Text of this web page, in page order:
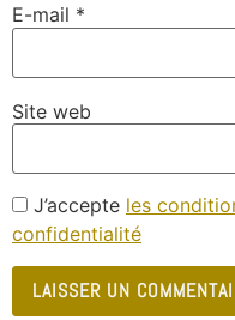
E-mail *
Site web
J’accepte les
confidentialité